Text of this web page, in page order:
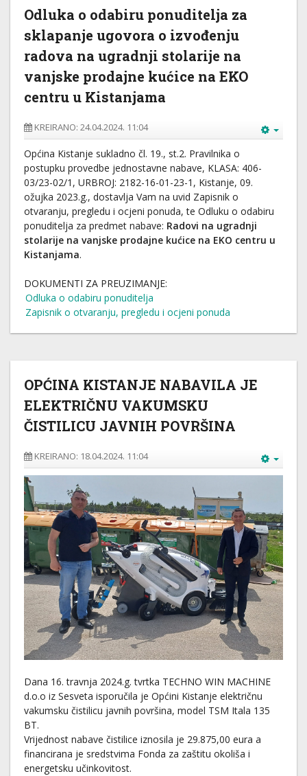
Odluka o odabiru ponuditelja za
sklapanje ugovora o izvođenju
radova na ugradnji stolarije na
vanjske prodajne kućice na EKO
centru u Kistanjama
KREIRANO: 24.04.2024. 11:04
Općina Kistanje sukladno čl. 19., st.2. Pravilnika o
postupku provedbe jednostavne nabave, KLASA: 406-
03/23-02/1, URBROJ: 2182-16-01-23-1, Kistanje, 09.
ožujka 2023.g., dostavlja Vam na uvid Zapisnik o
otvaranju, pregledu i ocjeni ponuda, te Odluku o odabiru
ponuditelja za predmet nabave: Radovi na ugradnji
stolarije na vanjske prodajne kućice na EKO centru u
Kistanjama.
DOKUMENTI ZA PREUZIMANJE:
Odluka o odabiru ponuditelja
Zapisnik o otvaranju, pregledu i ocjeni ponuda
OPĆINA KISTANJE NABAVILA JE
ELEKTRIČNU VAKUMSKU
ČISTILICU JAVNIH POVRŠINA
KREIRANO: 18.04.2024. 11:04
Dana 16. travnja 2024.g. tvrtka TECHNO WIN MACHINE
d.o.o iz Sesveta isporučila je Općini Kistanje električnu
vakumsku čistilicu javnih površina, model TSM Itala 135
BT.
Vrijednost nabave čistilice iznosila je 29.875,00 eura a
financirana je sredstvima Fonda za zaštitu okoliša i
energetsku učinkovitost.